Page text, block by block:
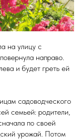
на улицу с
направо.
и будет греть ей
садоводческого
семьей: родители,
по своей
урожай. Потом